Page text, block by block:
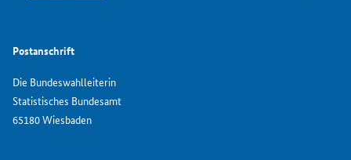
Postanschrift
Die Bundeswahlleiterin
Statistisches Bundesamt
65180 Wiesbaden